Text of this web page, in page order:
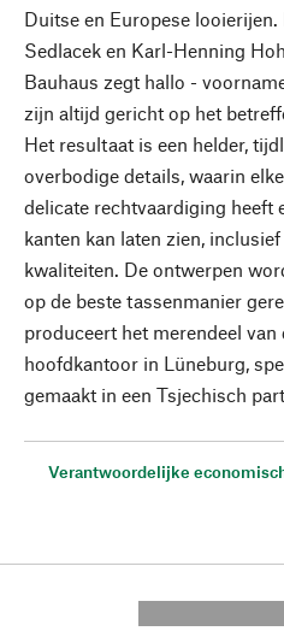
Duitse en Europese
Sedlacek en Karl-Henning
Bauhaus zegt hallo -
zijn altijd gericht op het
Het resultaat is een helder,
overbodige details, waarin
delicate rechtvaardiging heeft
kanten kan laten zien,
kwaliteiten. De ontwerpen
op de beste tassenmanier
produceert het merendeel van
hoofdkantoor in Lüneburg,
gemaakt in een Tsjechisch
Verantwoordelijke